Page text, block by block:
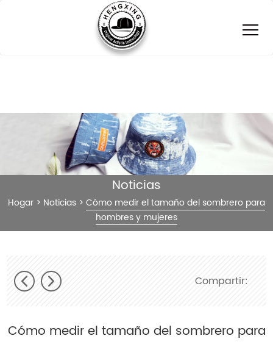
Noticias
Hogar > Noticias > Cómo medir el tamaño del sombrero para
hombres y mujeres
Compartir:
Cómo medir el tamaño del sombrero para